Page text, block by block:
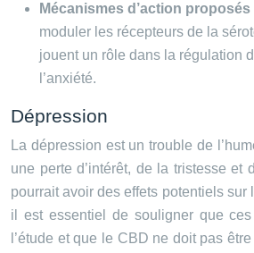
Mécanismes d’action proposés
moduler les récepteurs de la
jouent un rôle dans la régulation
l’anxiété.
Dépression
La dépression est un trouble de
une perte d’intérêt, de la tristesse et
pourrait avoir des effets potentiels sur
il est essentiel de souligner que
l’étude et que le CBD ne doit pas